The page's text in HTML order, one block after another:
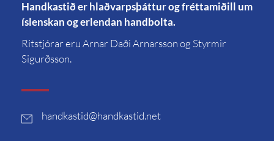
Handkastið er hlaðvarpsþáttur og fréttamiðill um
íslenskan og erlendan handbolta.
Ritstjórar eru Arnar Daði Arnarsson og Styrmir
Sigurðsson.
handkastid@handkastid.net